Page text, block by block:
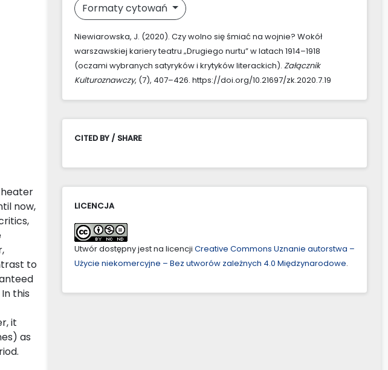
now,
to
this
it
as
Formaty cytowań
Niewiarowska, J. (2020). Czy wolno się śmiać na wojnie? Wokół
warszawskiej kariery teatru „Drugiego nurtu” w latach 1914–1918
(oczami wybranych satyryków i krytyków literackich). Załącznik
Kulturoznawczy, (7), 407–426. https://doi.org/10.21697/zk.2020.7.19
CITED BY / SHARE
LICENCJA
Utwór dostępny jest na licencji Creative Commons Uznanie autorstwa –
Użycie niekomercyjne – Bez utworów zależnych 4.0 Międzynarodowe.